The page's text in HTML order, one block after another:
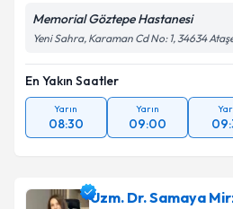
Kişisel verilerimin
Metni'ni okudum ve
kapsamda işlenmesini
Takvim
Memorial Göztepe Hastanesi
Yeni Sahra, Karaman Cd No: 1, 34634
En Yakın Saatler
Yarın
08:30
Yarın
09:00
Uzm. Dr. Samaya